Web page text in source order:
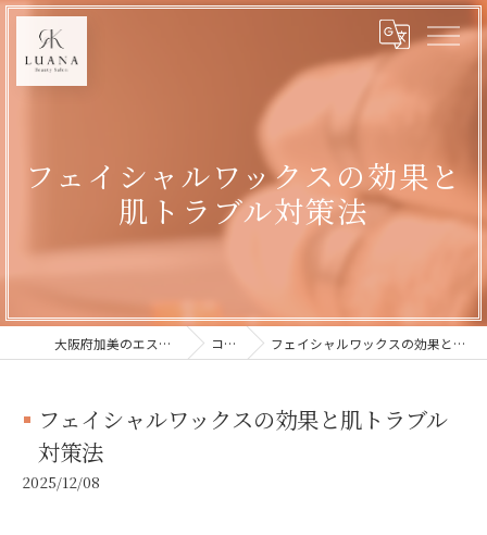
フェイシャルワックスの効果と
肌トラブル対策法
大阪府加美のエステならLUANA コラム フェイシャルワックスの効果と肌トラブル対策法
フェイシャルワックスの効果と肌トラブル
対策法
2025/12/08